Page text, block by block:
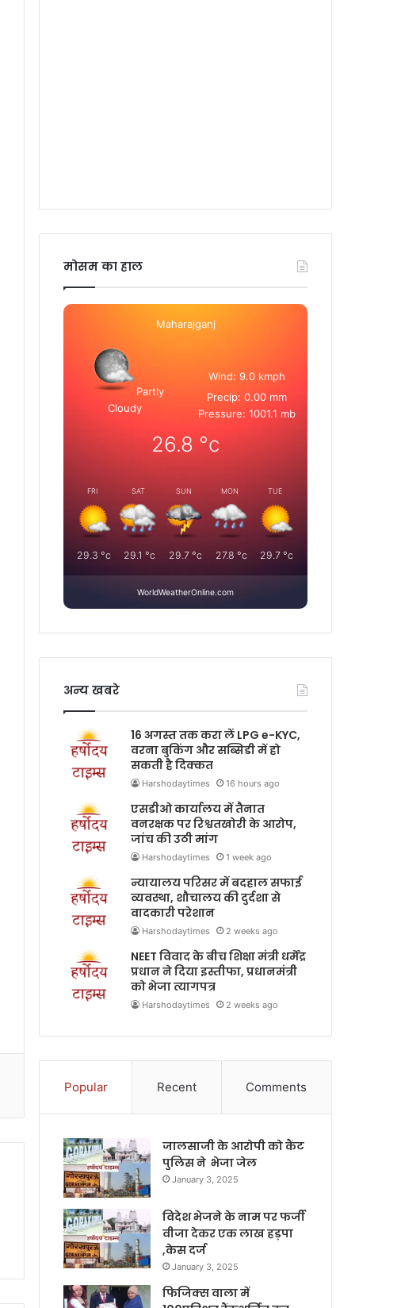
मोसम का हाल
Maharajganj
Partly
Cloudy
Wind: 9.0 kmph
Precip: 0.00 mm
Pressure: 1001.1 mb
26.8 °c
FRI
29.3 °c
SAT
29.1 °c
SUN
29.7°c
MON
27.8 °c
TUE
29.7 °c
WorldWeatherOnline.com
अन्य खबरे
16 अगस्त तक करा लें LPG e-KYC,
वरना बुकिंग और सब्सिडी में हो
सकती है दिक्कत
Harshodaytimes 16 hours ago
एसडीओ कार्यालय में तैनात
वनरक्षक पर रिश्वतखोरी के आरोप,
जांच की उठी मांग
Harshodaytimes 1 week ago
न्यायालय परिसर में बदहाल सफाई
व्यवस्था, शौचालय की दुर्दशा से
वादकारी परेशान
Harshodaytimes 2 weeks ago
NEET विवाद के बीच शिक्षा मंत्री धर्मेंद्र
प्रधान ने दिया इस्तीफा, प्रधानमंत्री
को भेजा त्यागपत्र
Harshodaytimes 2 weeks ago
Popular Recent Comments
जालसाजी के आरोपी को कैंट
पुलिस ने भेजा जेल
January 3, 2025
विदेश भेजने के नाम पर फर्जी
वीजा देकर एक लाख हड़पा
,केस दर्ज
January 3, 2025
फिजिक्स वाला में